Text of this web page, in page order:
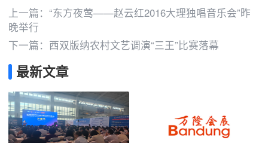
上一篇： “东方夜莺——赵云红2016大理独唱音乐会”昨
晚举行
下一篇： 西双版纳农村文艺调演“三王”比赛落幕
最新文章